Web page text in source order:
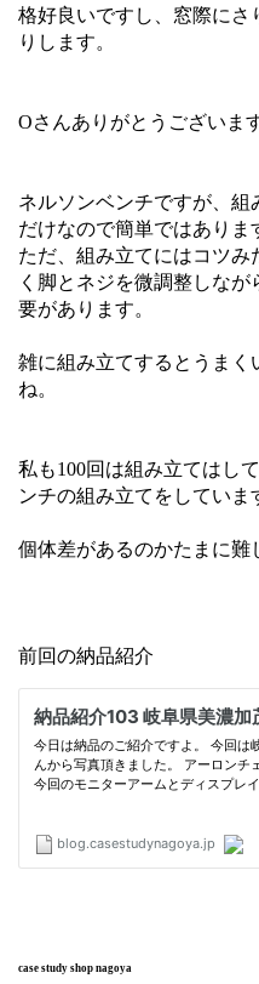
格好良いですし、窓際にさ
りします。
Oさんありがとうございま
ネルソンベンチですが、組
だけなので簡単ではありま
ただ、組み立てにはコツみ
く脚とネジを微調整しな
要があります。
雑に組み立てするとうまく
ね。
私も100回は組み立てはし
ンチの組み立てをしていま
個体差があるのかたまに難
前回の納品紹介
case study shop nagoya